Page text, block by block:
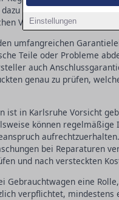
Einstellungen
handelt es sich bei
Vorgaben hinausgehen
umfangreichen
Teile oder Probleme
auch
genau zu prüfen,
ist in Karlsruhe Vorsicht
können
bei Reparaturen
und nach versteckten
Gebrauchtwagen eine
verpflichtet, mindestens